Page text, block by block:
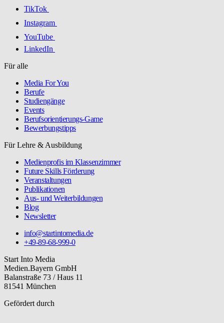
TikTok
Instagram
YouTube
LinkedIn
Für alle
Media For You
Berufe
Studiengänge
Events
Berufsorientierungs-Game
Bewerbungstipps
Für Lehre & Ausbildung
Medienprofis im Klassenzimmer
Future Skills Förderung
Veranstaltungen
Publikationen
Aus- und Weiterbildungen
Blog
Newsletter
info@startintomedia.de
+49-89-68-999-0
Start Into Media
Medien.Bayern GmbH
Balanstraße 73 / Haus 11
81541 München
Gefördert durch